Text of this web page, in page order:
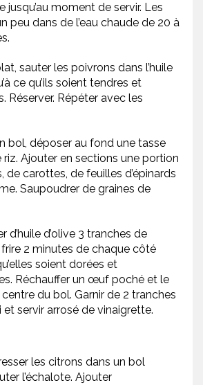
jusqu’au moment de servir. Les
peu dans de l’eau chaude de 20 à
sauter les poivrons dans l’huile
ce qu’ils soient tendres et
Réserver. Répéter avec les
bol, déposer au fond une tasse
Ajouter en sections une portion
de carottes, de feuilles d’épinards
Saupoudrer de graines de
d’huile d’olive 3 tranches de
2 minutes de chaque côté
soient dorées et
Réchauffer un œuf poché et le
du bol. Garnir de 2 tranches
servir arrosé de vinaigrette.
les citrons dans un bol
l’échalote. Ajouter